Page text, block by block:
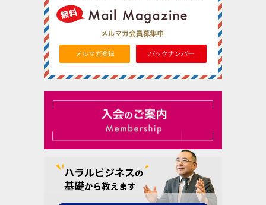
メルマガ登録 バックナンバー